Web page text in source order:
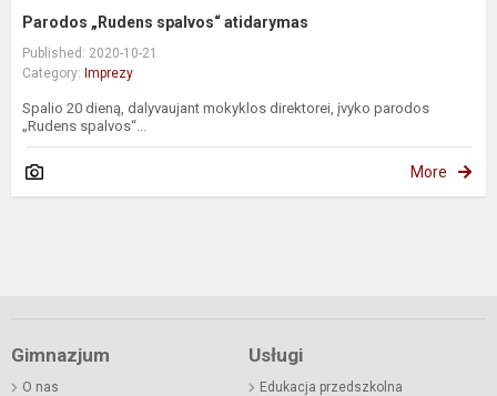
Parodos „Rudens spalvos“ atidarymas
Published: 2020-10-21
Category: Imprezy
Spalio 20 dieną, dalyvaujant mokyklos direktorei, įvyko parodos
„Rudens spalvos“...
More
Gimnazjum
O nas
Usługi
Edukacja przedszkolna